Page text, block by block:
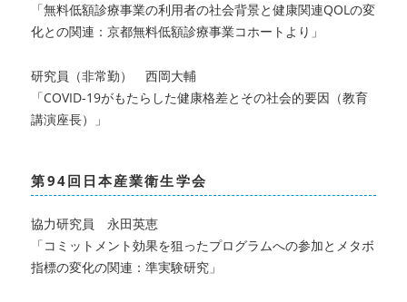
「無料低額診療事業の利用者の社会背景と健康関連QOLの変
化との関連：京都無料低額診療事業コホートより」
研究員（非常勤） 西岡大輔
「COVID-19がもたらした健康格差とその社会的要因（教育
講演座長）」
第94回日本産業衛生学会
協力研究員 永田英恵
「コミットメント効果を狙ったプログラムへの参加とメタボ
指標の変化の関連：準実験研究」